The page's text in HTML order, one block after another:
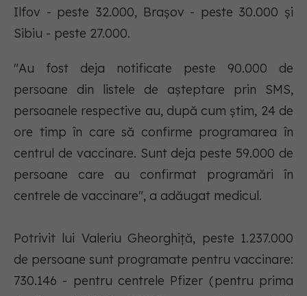
Ilfov - peste 32.000, Braşov - peste 30.000 şi
Sibiu - peste 27.000.
"Au fost deja notificate peste 90.000 de
persoane din listele de aşteptare prin SMS,
persoanele respective au, după cum ştim, 24 de
ore timp în care să confirme programarea în
centrul de vaccinare. Sunt deja peste 59.000 de
persoane care au confirmat programări în
centrele de vaccinare", a adăugat medicul.
Potrivit lui Valeriu Gheorghiţă, peste 1.237.000
de persoane sunt programate pentru vaccinare:
730.146 - pentru centrele Pfizer (pentru prima